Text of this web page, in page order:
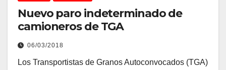
Nuevo paro indeterminado de
camioneros de TGA
06/03/2018
Los Transportistas de Granos Autoconvocados (TGA)